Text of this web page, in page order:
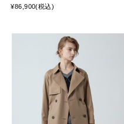
¥86,900(税込)